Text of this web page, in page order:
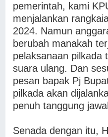
pemerintah, kami
menjalankan
2024. Namun
berubah manakah
pelaksanaan pilkada
suara ulang. Dan
pesan bapak Pj
pilkada akan
penuh tanggung
Senada dengan itu,